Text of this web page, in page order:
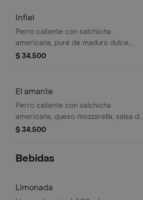
Infiel
Perro caliente con salchicha
americana, puré de maduro dulce,
queso crema, salsa BBQ y cebolla
$ 34.500
El amante
Perro caliente con salchicha
americana, queso mozzarella, salsa de
queso cheddar y champiñones
$ 34.500
Bebidas
Limonada